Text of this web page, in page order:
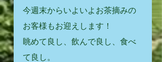
今週末からいよいよお茶摘みの
お客様もお迎えします！
眺めて良し、飲んで良し、食べ
て良し。